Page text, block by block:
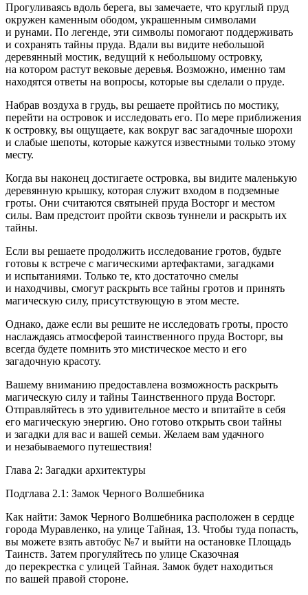
Прогуливаясь вдоль берега, вы замечаете, что круглый пруд
окружен каменным ободом, украшенным символами
и рунами. По легенде, эти символы помогают поддерживать
и сохранять тайны пруда. Вдали вы видите небольшой
деревянный мостик, ведущий к небольшому островку,
на котором растут вековые деревья. Возможно, именно там
находятся ответы на вопросы, которые вы сделали о пруде.
Набрав воздуха в грудь, вы решаете пройтись по мостику,
перейти на островок и исследовать его. По мере приближения
к островку, вы ощущаете, как вокруг вас загадочные шорохи
и слабые шепоты, которые кажутся известными только этому
месту.
Когда вы наконец достигаете островка, вы видите маленькую
деревянную крышку, которая служит входом в подземные
гроты. Они считаются святыней пруда Восторг и местом
силы. Вам предстоит пройти сквозь туннели и раскрыть их
тайны.
Если вы решаете продолжить исследование гротов, будьте
готовы к встрече с магическими артефактами, загадками
и испытаниями. Только те, кто достаточно смелы
и находчивы, смогут раскрыть все тайны гротов и принять
магическую силу, присутствующую в этом месте.
Однако, даже если вы решите не исследовать гроты, просто
наслаждаясь атмосферой таинственного пруда Восторг, вы
всегда будете помнить это мистическое место и его
загадочную красоту.
Вашему вниманию предоставлена возможность раскрыть
магическую силу и тайны Таинственного пруда Восторг.
Отправляйтесь в это удивительное место и впитайте в себя
его магическую энергию. Оно готово открыть свои тайны
и загадки для вас и вашей семьи. Желаем вам удачного
и незабываемого путешествия!
Глава 2: Загадки архитектуры
Подглава 2.1: Замок Черного Волшебника
Как найти: Замок Черного Волшебника расположен в сердце
города Муравленко, на улице Тайная, 13. Чтобы туда попасть,
вы можете взять автобус №7 и выйти на остановке Площадь
Таинств. Затем прогуляйтесь по улице Сказочная
до перекрестка с улицей Тайная. Замок будет находиться
по вашей правой стороне.